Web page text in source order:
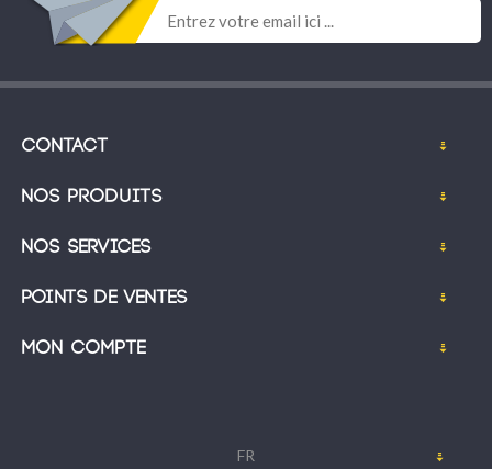
Contact
Nos produits
Nos services
Points de ventes
Mon compte
FR